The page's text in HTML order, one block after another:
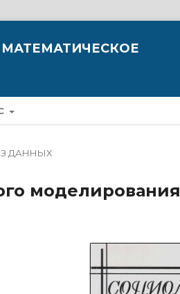
ДАННЫХ
моделирования